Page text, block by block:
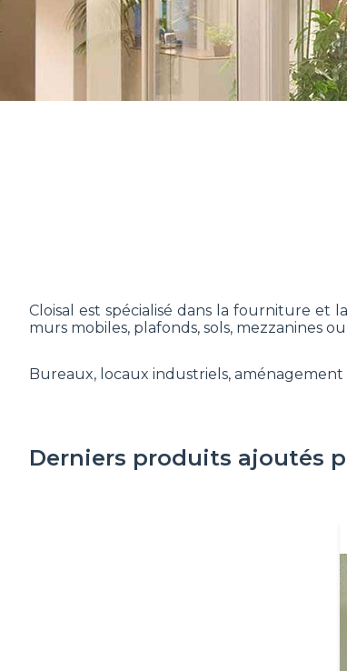
Cloisal est spécialisé dans la fourniture et
murs mobiles, plafonds, sols, mezzanines
Bureaux, locaux industriels,
Derniers produits ajoutés